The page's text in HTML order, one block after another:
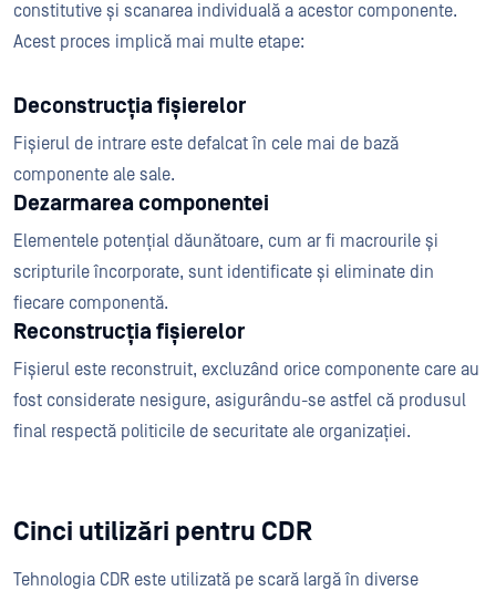
constitutive și scanarea individuală a acestor componente.
Acest proces implică mai multe etape:
Deconstrucția fișierelor
Fișierul de intrare este defalcat în cele mai de bază
componente ale sale.
Dezarmarea componentei
Elementele potențial dăunătoare, cum ar fi macrourile și
scripturile încorporate, sunt identificate și eliminate din
fiecare componentă.
Reconstrucția fișierelor
Fișierul este reconstruit, excluzând orice componente care au
fost considerate nesigure, asigurându-se astfel că produsul
final respectă politicile de securitate ale organizației.
Cinci utilizări pentru CDR
Tehnologia CDR este utilizată pe scară largă în diverse